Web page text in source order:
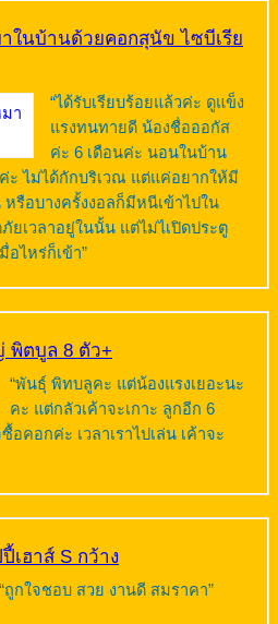
ในบ้านด้วยคอกสุนัข ไซบีเรีย
“ได้รับเรียบร้อยแล้วค่ะ ดูแข็ง
แรงทนทายดี น้องชื่อออกัส
ค่ะ 6 เดือนค่ะ นอนในบ้าน
ะ ไม่ได้กักบริเวณ แต่แค่อยากให้มี
รือบางครั้งงอลก็มีหนีเข้าไปใน
เวลาอยู่ในนั้น แต่ไม่ไเปิดประตู
อไหร่ก็เข้า”
พิตบูล 8 ตัว+
“พันธุ์ พิทบลูคะ แต่น้องแรงเยอะนะ
คะ แต่กลัวเค้าจะเกาะ ลูกอีก 6
อคอกค่ะ เวลาเราไปเล่น เค้าจะ
เฮาส์ S กว้าง
“ถูกใจชอบ สวย งานดี สมราคา”